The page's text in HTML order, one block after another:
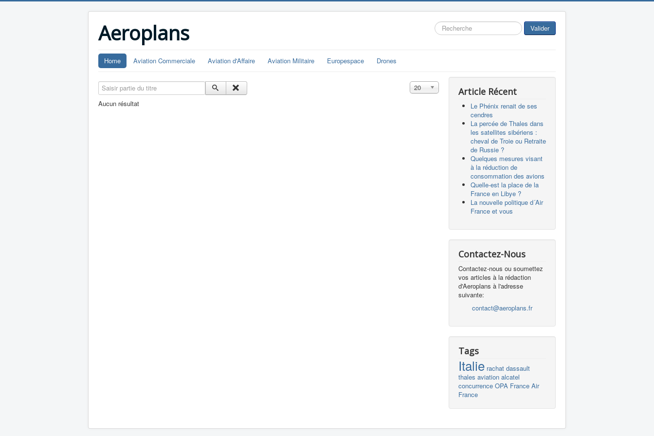
Aeroplans Rechercher Valider
Home Aviation Commerciale Aviation d'Affaire Aviation Militaire Europespace Drones
Saisir partie du titre Affichage #
20
Aucun résultat
Article Récent
Le Phénix renait de ses
cendres
La percée de Thales dans
les satellites sibériens :
cheval de Troie ou Retraite
de Russie ?
Quelques mesures visant
à la réduction de
consommation des avions
Quelle-est la place de la
France en Libye ?
La nouvelle politique d´Air
France et vous
Contactez-Nous
Contactez-nous ou soumettez
vos articles à la rédaction
d'Aeroplans à l'adresse
suivante:
contact@aeroplans.fr
Tags
Italie rachat dassault
thales aviation alcatel
concurrence OPA France Air
France